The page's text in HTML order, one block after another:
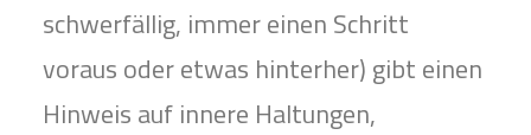
schwerfällig, immer einen Schritt
voraus oder etwas hinterher) gibt einen
Hinweis auf innere Haltungen,